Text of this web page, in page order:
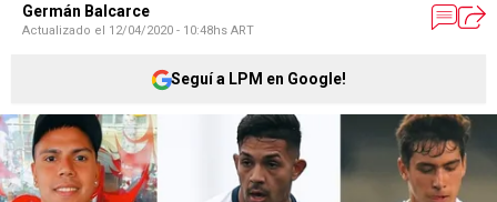
Germán Balcarce
Actualizado el 12/04/2020 - 10:48hs ART
Seguí a LPM en Google!